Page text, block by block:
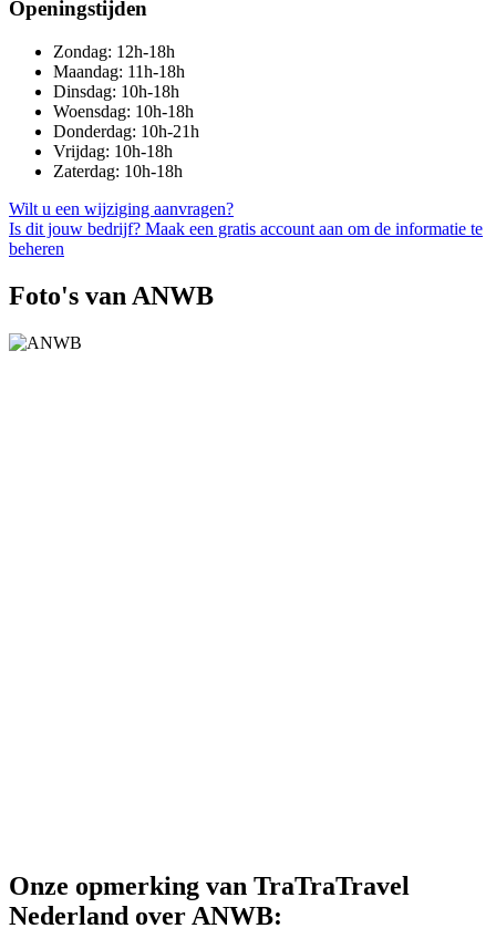
Openingstijden
Zondag: 12h-18h
Maandag: 11h-18h
Dinsdag: 10h-18h
Woensdag: 10h-18h
Donderdag: 10h-21h
Vrijdag: 10h-18h
Zaterdag: 10h-18h
Wilt u een wijziging aanvragen?
Is dit jouw bedrijf? Maak een gratis account aan om de informatie te
beheren
Foto's van ANWB
Onze opmerking van TraTraTravel
Nederland over ANWB: